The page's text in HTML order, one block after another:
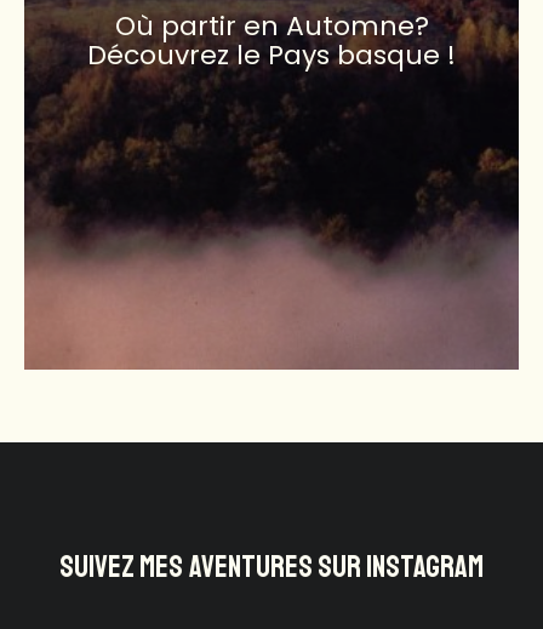
Où partir en Automne?
Découvrez le Pays basque !
SUIVEZ MES AVENTURES SUR INSTAGRAM